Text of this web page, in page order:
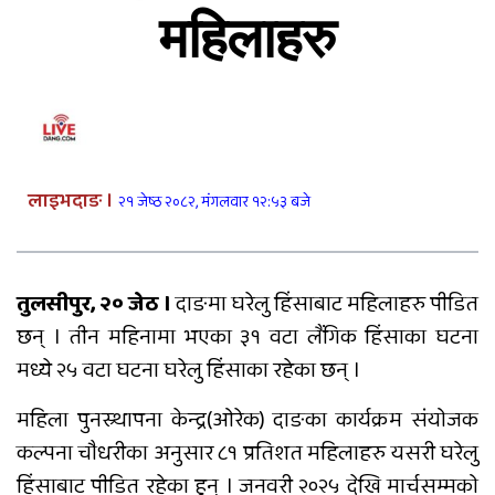
जनाको मृत्यु
६ महिनाअघि सजिएकी बेहुली, ६ महिनापछि सडकमा
अस्ताइन्
दंगीशरणमा आर्थिक वर्ष २०८२/८३ को वार्षिक समीक्षा
कार्यक्रम सम्पन्न
मृत्यु
महिलाहरु
लाइभदाङ । २१ जेष्ठ २०८२, मंगलवार १२:५३ बजे
तुलसीपुर, २० जेठ ।दाङमा घरेलु हिंसाबाट महिलाहरु पीडित
छन् । तीन महिनामा भएका ३१ वटा लैंगिक हिंसाका घटना
मध्ये २५ वटा घटना घरेलु हिंसाका रहेका छन् ।
महिला पुनस्र्थापना केन्द्र(ओरेक) दाङका कार्यक्रम संयोजक
कल्पना चौधरीका अनुसार ८१ प्रतिशत महिलाहरु यसरी घरेलु
हिंसाबाट पीडित रहेका हुन् । जनवरी २०२५ देखि मार्चसम्मको